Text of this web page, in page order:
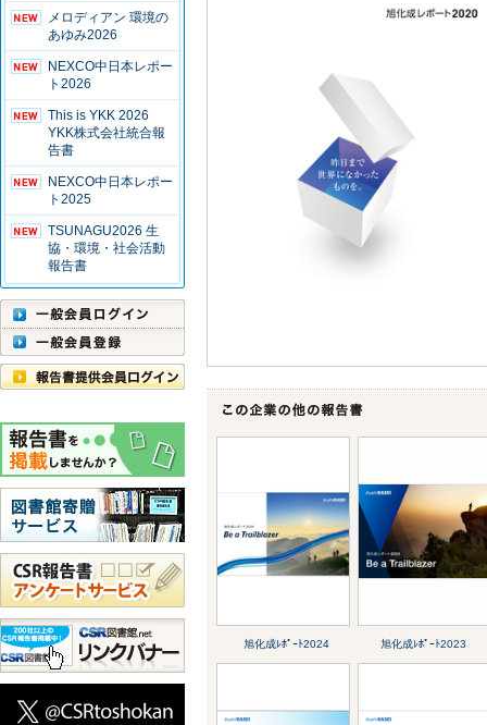
メロディアン 環境の
あゆみ2026
NEXCO中日本レポー
ト2026
This is YKK 2026
YKK株式会社統合報
告書
NEXCO中日本レポー
ト2025
TSUNAGU2026 生
協・環境・社会活動
報告書
旭化成ﾚﾎﾟｰﾄ2024 旭化成ﾚﾎﾟｰﾄ2023